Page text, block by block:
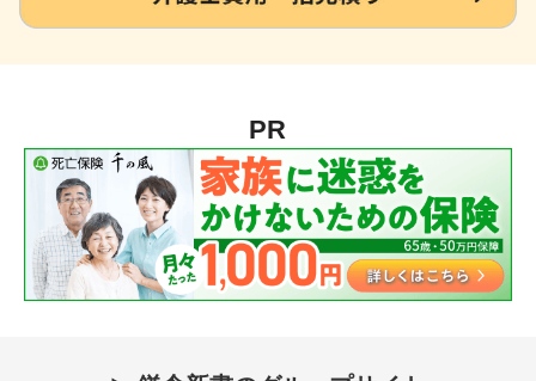
PR